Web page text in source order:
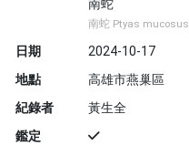
南蛇
南蛇 Ptyas mucosus
日期
2024-10-17
地點
高雄市燕巢區
紀錄者
黃生全
鑑定